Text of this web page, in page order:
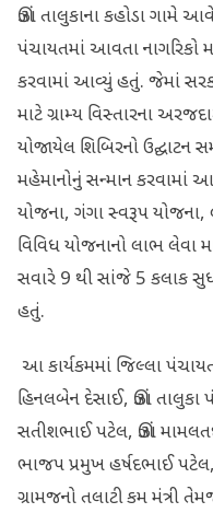
ઊંઝા તાલુકાના કહોડા ગામે
પંચાયતમાં આવતા
કરવામાં આવ્યું હતું. જેમાં
માટે ગ્રામ્ય વિસ્તારના
યોજાયેલ શિબિરનો ઉદ્ઘાટન
મહેમાનોનું સન્માન
યોજના, ગંગા સ્વરૂપ યોજના,
વિવિધ યોજનાનો લાભ લેવા
સવારે 9 થી સાંજે 5 કલાક
હતું.
આ કાર્યકમમાં જિલ્લા
હિનલબેન દેસાઈ, ઊંઝા તાલુકા
સતીશભાઈ પટેલ, ઊંઝા
ભાજપ પ્રમુખ હર્ષદભાઈ
ગ્રામજનો તલાટી કમ મંત્રી